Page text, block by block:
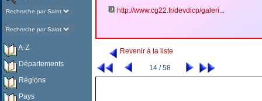
A-Z
Départements
Régions
Pays
http://www.cg22.fr/devdicp/galeri...
Revenir à la liste
14 / 58